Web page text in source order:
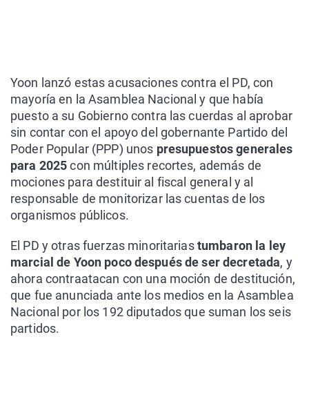
Yoon lanzó estas acusaciones contra el PD, con
mayoría en la Asamblea Nacional y que había
puesto a su Gobierno contra las cuerdas al aprobar
sin contar con el apoyo del gobernante Partido del
Poder Popular (PPP) unos presupuestos generales
para 2025con múltiples recortes, además de
mociones para destituir al fiscal general y al
responsable de monitorizar las cuentas de los
organismos públicos.
El PD y otras fuerzas minoritariastumbaron la ley
marcial de Yoon poco después de ser decretada, y
ahora contraatacan con una moción de destitución,
que fue anunciada ante los medios en la Asamblea
Nacional por los 192 diputados que suman los seis
partidos.